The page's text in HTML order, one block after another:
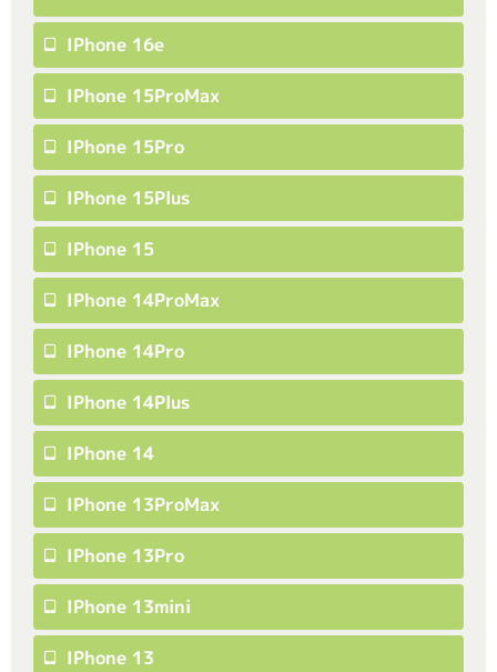
IPhone 16e
IPhone 15ProMax
IPhone 15Pro
IPhone 15Plus
IPhone 15
IPhone 14ProMax
IPhone 14Pro
IPhone 14Plus
IPhone 14
IPhone 13ProMax
IPhone 13Pro
IPhone 13mini
IPhone 13